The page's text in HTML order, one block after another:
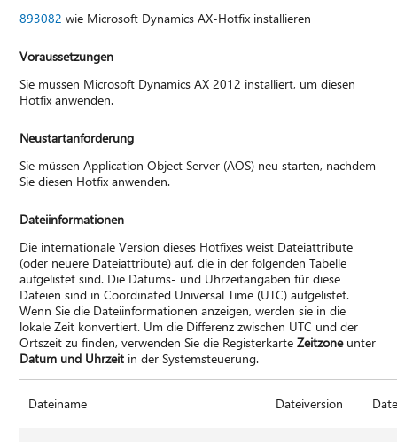
893082 wie Microsoft Dynamics AX-Hotfix installieren
Voraussetzungen
Sie müssen Microsoft Dynamics AX 2012 installiert, um diesen
Hotfix anwenden.
Neustartanforderung
Sie müssen Application Object Server (AOS) neu starten, nachdem
Sie diesen Hotfix anwenden.
Dateiinformationen
Die internationale Version dieses Hotfixes weist Dateiattribute
(oder neuere Dateiattribute) auf, die in der folgenden Tabelle
aufgelistet sind. Die Datums- und Uhrzeitangaben für diese
Dateien sind in Coordinated Universal Time (UTC) aufgelistet.
Wenn Sie die Dateiinformationen anzeigen, werden sie in die
lokale Zeit konvertiert. Um die Differenz zwischen UTC und der
Ortszeit zu finden, verwenden Sie die RegisterkarteZeitzoneunter
Datum und Uhrzeit in der Systemsteuerung.
Dateiname Dateiversion